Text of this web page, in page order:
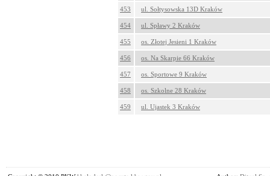
453 ul. Sołtysowska 13D Kraków
454 ul. Spławy 2 Kraków
455 os. Złotej Jesieni 1 Kraków
456 os. Na Skarpie 66 Kraków
457 os. Sportowe 9 Kraków
458 os. Szkolne 28 Kraków
459 ul. Ujastek 3 Kraków